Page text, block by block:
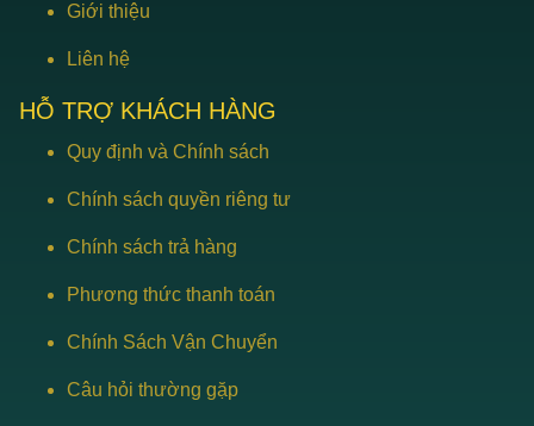
Giới thiệu
Liên hệ
HỖ TRỢ KHÁCH HÀNG
Quy định và Chính sách
Chính sách quyền riêng tư
Chính sách trả hàng
Phương thức thanh toán
Chính Sách Vận Chuyển
Câu hỏi thường gặp